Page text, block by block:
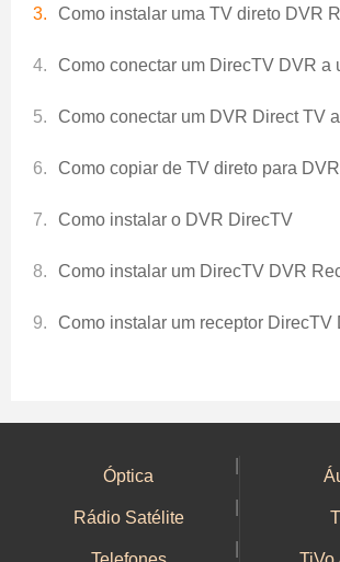
Como instalar uma TV direto DVR
Como conectar um DirecTV DVR a
Como conectar um DVR Direct TV a
Como copiar de TV direto para DVR
Como instalar o DVR DirecTV
Como instalar um DirecTV DVR
Como instalar um receptor DirecTV
Óptica
Rádio Satélite